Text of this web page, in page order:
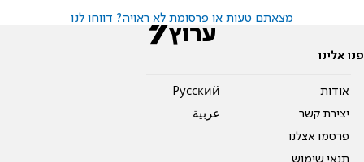
מצאתם טעות או פרסומת לא ראויה? דווחו לנו
פנו אלינו
אודות
יצירת קשר
פרסמו אצלנו
תנאי שימוש
Pусский
عربية